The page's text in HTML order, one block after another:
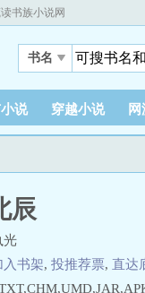
书族小说网
书名
说 穿越小说
辰
入书架, 投推荐票, 直达